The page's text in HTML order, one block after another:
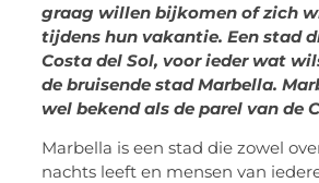
graag willen bijkomen of zich
tijdens hun vakantie. Een stad
Costa del Sol, voor ieder wat
de bruisende stad Marbella.
wel bekend als de parel van de
Marbella is een stad die zowel
nachts leeft en mensen van